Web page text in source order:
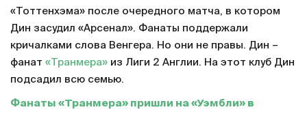
«Тоттенхэма» после очередного матча, в котором
Дин засудил «Арсенал». Фанаты поддержали
кричалками слова Венгера. Но они не правы. Дин –
фанат «Транмера» из Лиги 2 Англии. На этот клуб Дин
подсадил всю семью.
Фанаты «Транмера» пришли на «Уэмбли» в